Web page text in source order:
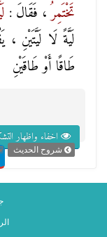
تَخْتَمِرُ، فَقَالَ :
لَيَّةً لَا لَيَّتَيْنِ
طَاقًا أَوْ طَاقَيْنِ
اخفاء واظهار
شروح الحديث